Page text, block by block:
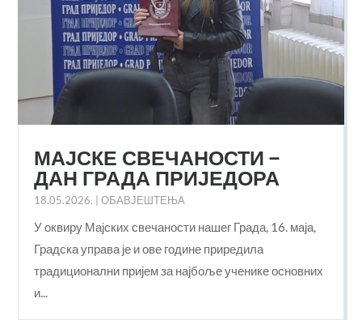
МАЈСКЕ СВЕЧАНОСТИ –
ДАН ГРАДА ПРИЈЕДОРА
18.05.2026. |ОБАВЈЕШТЕЊА
У оквиру Мајских свечаности нашег Града, 16. маја,
Градска управа је и ове године приредила
традиционални пријем за најбоље ученике основних
и...